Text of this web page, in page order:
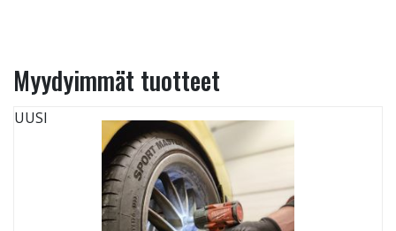
Myydyimmät tuotteet
UUSI